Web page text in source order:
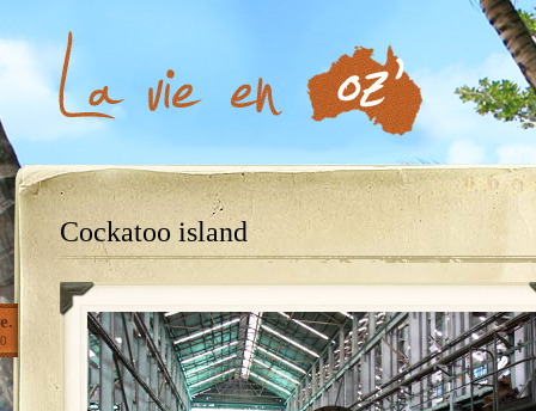
Cockatoo island